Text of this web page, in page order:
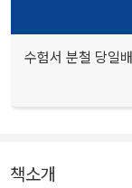
수험서 분철 당일
책소개